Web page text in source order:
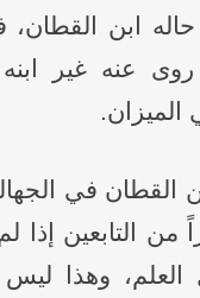
ابن
روى عنه غير
الميزان.
القطان في
من التابعين إذا
العلم، وهذا